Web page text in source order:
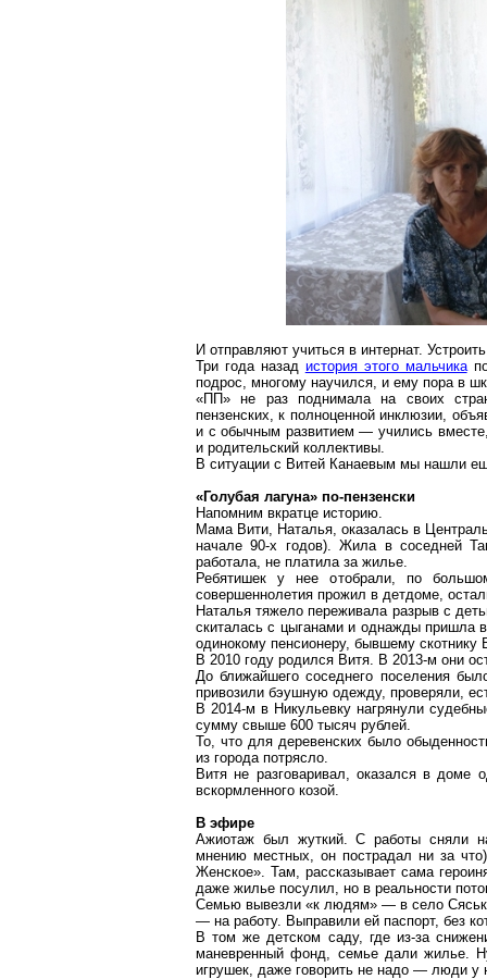
И отправляют учиться в интернат.
Три года назад история этого мальчика
подрос, многому научился, и ему пора в
«ПП» не раз поднимала на своих
пензенских, к полноценной инклюзии,
и с обычным развитием — учились вместе,
и родительский коллективы.
В ситуации с Витей Канаевым мы нашли
«Голубая лагуна» по-пензенски
Напомним вкратце историю.
Мама Вити, Наталья, оказалась в
начале 90-х годов). Жила в соседней
работала, не платила за жилье.
Ребятишек у нее отобрали, по
совершеннолетия прожил в детдоме,
Наталья тяжело переживала разрыв с
скиталась с цыганами и однажды
одинокому пенсионеру, бывшему
В 2010 году родился Витя. В 2013-м они
До ближайшего соседнего поселения
привозили бэушную одежду, проверяли,
В 2014-м в Никульевку нагрянули
сумму свыше 600 тысяч рублей.
То, что для деревенских было
из города потрясло.
Витя не разговаривал, оказался в
вскормленного козой.
В эфире
Ажиотаж был жуткий. С работы сняли
мнению местных, он пострадал ни за
Женское». Там, рассказывает сама
даже жилье посулил, но в реальности
Семью вывезли «к людям» — в село
— на работу. Выправили ей паспорт, без
В том же детском саду, где из-за
маневренный фонд, семье дали жилье.
игрушек, даже говорить не надо — люди у